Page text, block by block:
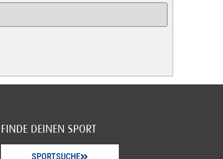
FINDE DEINEN SPORT
SPORTSUCHE